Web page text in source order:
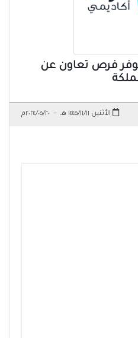
فرص تعاون عن
الأثنين ١٤٤٥/١١/١١ هـ - ٢٠٢٤/٠٥/٢٠م